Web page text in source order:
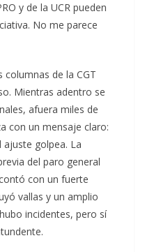
y de la UCR pueden
No me parece
de la CGT
Mientras adentro se
afuera miles de
con un mensaje claro:
ajuste golpea. La
del paro general
con un fuerte
vallas y un amplio
incidentes, pero sí